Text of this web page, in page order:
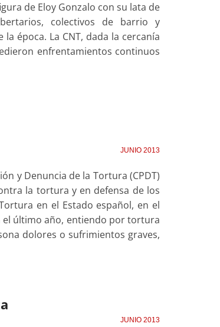
de Eloy Gonzalo con su lata de
colectivos de barrio y
época. La CNT, dada la cercanía
enfrentamientos continuos
JUNIO 2013
y Denuncia de la Tortura (CPDT)
la tortura y en defensa de los
en el Estado español, en el
el último año, entiendo por tortura
dolores o sufrimientos graves,
JUNIO 2013